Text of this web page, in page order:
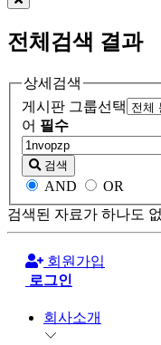
전체검색 결과
상세검색
게시판 그룹선택
어 필수
검색
AND
OR
검색된 자료가 하나도
회원가입
로그인
회사소개